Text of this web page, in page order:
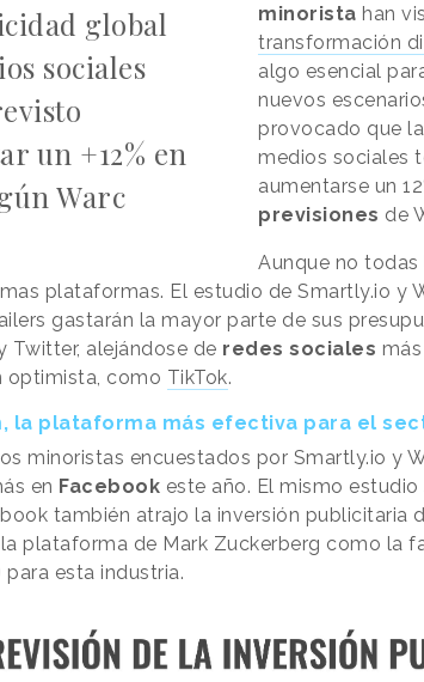
global
sociales
un +12% en
Warc
minorista han
transformación
algo esencial
nuevos
provocado que
medios sociales
aumentarse un
previsiones de
Aunque no todas
plataformas. El estudio de Smartly.io y
gastarán la mayor parte de sus
Twitter, alejándose de redes sociales
optimista, como TikTok.
la plataforma más efectiva para el
minoristas encuestados por Smartly.io y
en Facebook este año. El mismo
también atrajo la inversión publicitaria
plataforma de Mark Zuckerberg como la
esta industria.